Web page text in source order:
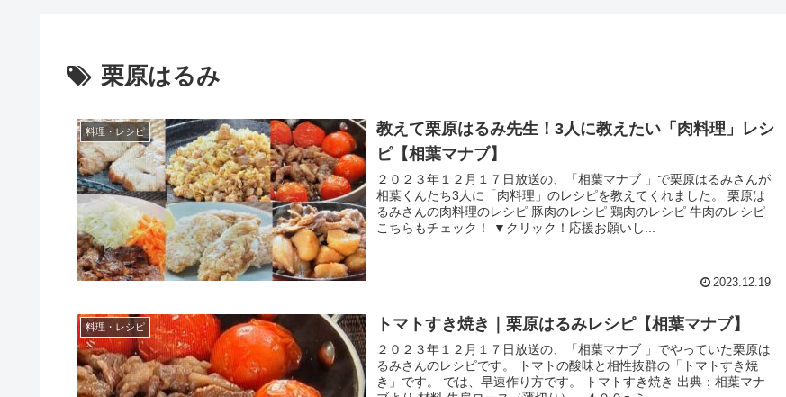
栗原はるみ
料理・レシピ
教えて栗原はるみ先生！3人に教えたい「肉料理」レシ
ピ【相葉マナブ】
２０２３年１２月１７日放送の、「相葉マナブ 」で栗原はるみさんが
相葉くんたち3人に「肉料理」のレシピを教えてくれました。 栗原は
るみさんの肉料理のレシピ 豚肉のレシピ 鶏肉のレシピ 牛肉のレシピ
こちらもチェック！ ▼クリック！応援お願いし...
2023.12.19
料理・レシピ トマトすき焼き｜栗原はるみレシピ【相葉マナブ】
２０２３年１２月１７日放送の、「相葉マナブ 」でやっていた栗原は
るみさんのレシピです。 トマトの酸味と相性抜群の「トマトすき焼
き」です。 では、早速作り方です。 トマトすき焼き 出典：相葉マナ